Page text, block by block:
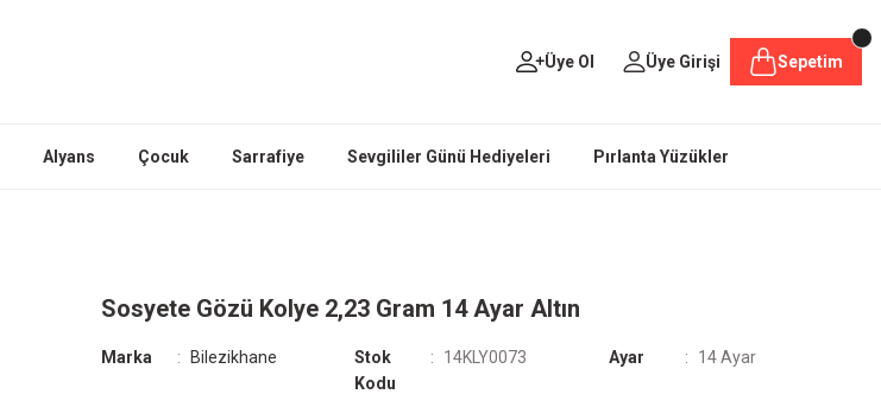
Üye Ol Üye Girişi Sepetim
Alyans Çocuk Sarrafiye Sevgililer Günü Hediyeleri Pırlanta Yüzükler
Sosyete Gözü Kolye 2,23 Gram 14 Ayar Altın
Marka Bilezikhane
Stok
Kodu
14KLY0073 Ayar 14 Ayar